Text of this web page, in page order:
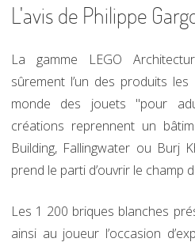
L'avis de Philippe
La gamme LEGO
sûrement l’un des produits
monde des jouets "pour
créations reprennent un
Building, Fallingwater ou Burj
prend le parti d’ouvrir le champ
Les 1 200 briques blanches
ainsi au joueur l’occasion